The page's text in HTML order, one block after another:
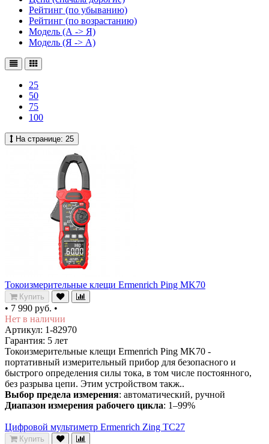
Рейтинг (по убыванию)
Рейтинг (по возрастанию)
Модель (А -> Я)
Модель (Я -> А)
25
50
75
100
На странице: 25
Токоизмерительные клещи Ermenrich Ping MK70
Купить
• 7 990 руб. •
Нет в наличии
Артикул: 1-82970
Гарантия: 5 лет
Токоизмерительные клещи Ermenrich Ping MK70 -
портативный измерительный прибор для безопасного и
быстрого определения силы тока, в том числе постоянного,
без разрыва цепи. Этим устройством такж..
Выбор предела измерения: автоматический, ручной
Диапазон измерения рабочего цикла: 1–99%
Цифровой мультиметр Ermenrich Zing TC27
Купить